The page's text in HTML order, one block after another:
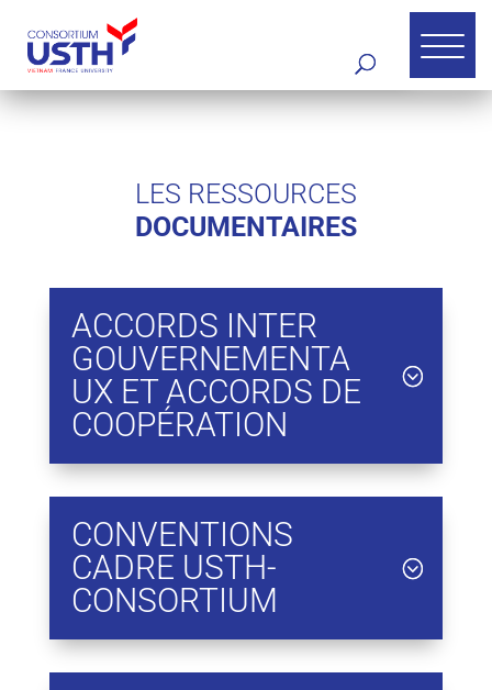
LES RESSOURCES
DOCUMENTAIRES
ACCORDS INTER
GOUVERNEMENTA
UX ET ACCORDS DE
COOPÉRATION
CONVENTIONS
CADRE USTH-
CONSORTIUM